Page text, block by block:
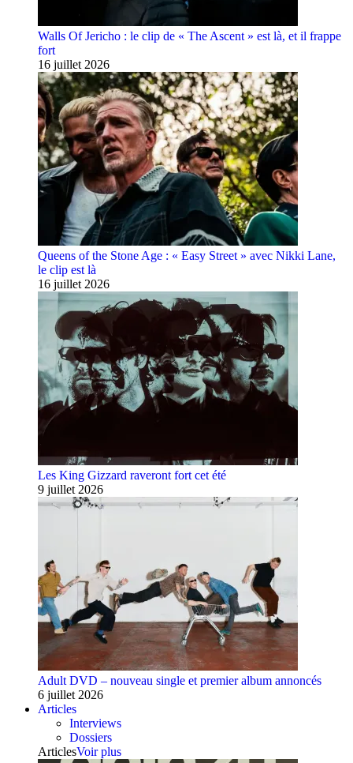
Walls Of Jericho : le clip de « The Ascent » est là, et il frappe
fort
16 juillet 2026
Queens of the Stone Age : « Easy Street » avec Nikki Lane,
le clip est là
16 juillet 2026
Les King Gizzard raveront fort cet été
9 juillet 2026
Adult DVD – nouveau single et premier album annoncés
6 juillet 2026
Articles
Interviews
Dossiers
ArticlesVoir plus